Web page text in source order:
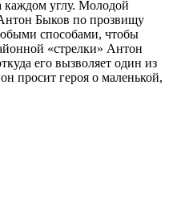
каждом углу. Молодой
Быков по прозвищу
способами, чтобы
«стрелки» Антон
его вызволяет один из
просит героя о маленькой,